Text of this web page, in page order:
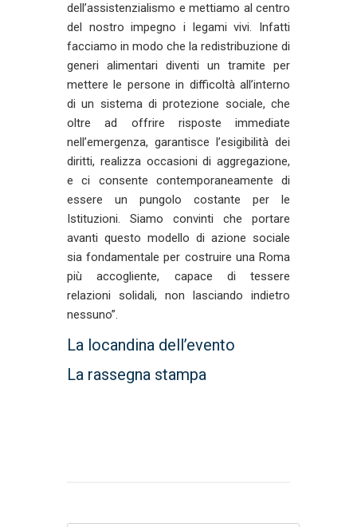
dell’assistenzialismo e mettiamo al centro
del nostro impegno i legami vivi. Infatti
facciamo in modo che la redistribuzione di
generi alimentari diventi un tramite per
mettere le persone in difficoltà all’interno
di un sistema di protezione sociale, che
oltre ad offrire risposte immediate
nell’emergenza, garantisce l’esigibilità dei
diritti, realizza occasioni di aggregazione,
e ci consente contemporaneamente di
essere un pungolo costante per le
Istituzioni. Siamo convinti che portare
avanti questo modello di azione sociale
sia fondamentale per costruire una Roma
più accogliente, capace di tessere
relazioni solidali, non lasciando indietro
nessuno”.
La locandina dell’evento
La rassegna stampa